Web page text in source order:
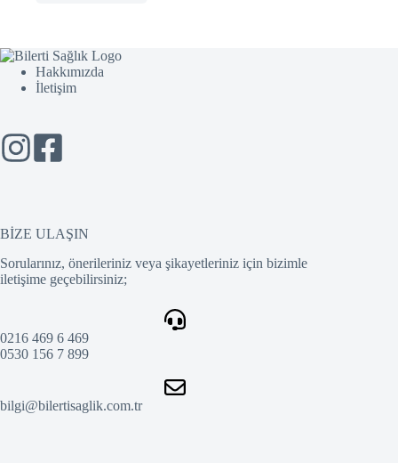
Hakkımızda
İletişim
BİZE ULAŞIN
Sorularınız, önerileriniz veya şikayetleriniz için bizimle
iletişime geçebilirsiniz;
0216 469 6 469
0530 156 7 899
bilgi@bilertisaglik.com.tr